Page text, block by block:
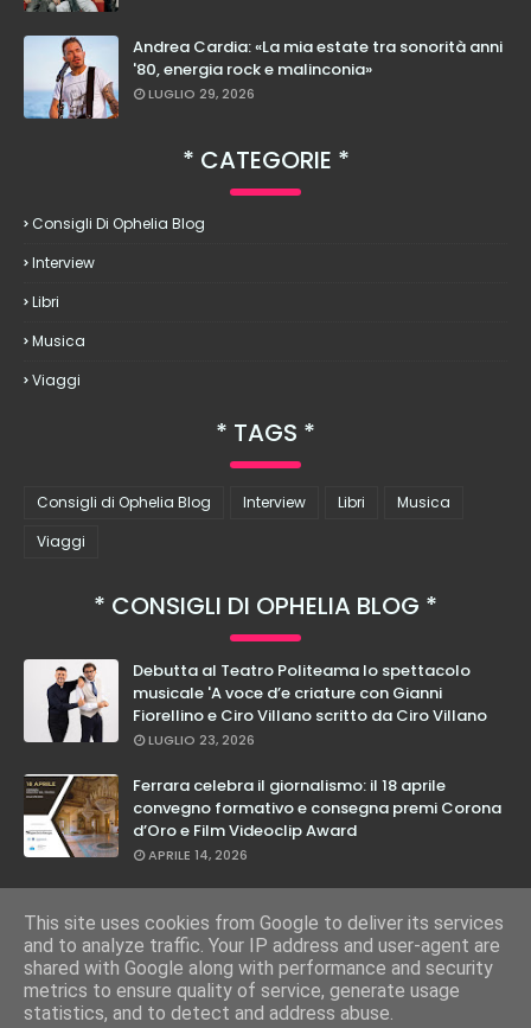
Andrea Cardia: «La mia estate tra sonorità anni
'80, energia rock e malinconia»
LUGLIO 29, 2026
CATEGORIE
Consigli Di Ophelia Blog
Interview
Libri
Musica
Viaggi
TAGS
Consigli di Ophelia Blog Interview Libri
Musica
Viaggi
CONSIGLI DI OPHELIA BLOG
Debutta al Teatro Politeama lo spettacolo
musicale 'A voce d’e criature con Gianni
Fiorellino e Ciro Villano scritto da Ciro Villano
LUGLIO 23, 2026
Ferrara celebra il giornalismo: il 18 aprile
convegno formativo e consegna premi Corona
d’Oro e Film Videoclip Award
APRILE 14, 2026
con il suo nuovo spettacolo "E Loro Lo Sanno"
FEBBRAIO 17, 2026
This site uses cookies from Google to deliver its services
and to analyze traffic. Your IP address and user-agent are
shared with Google along with performance and security
metrics to ensure quality of service, generate usage
statistics, and to detect and address abuse.